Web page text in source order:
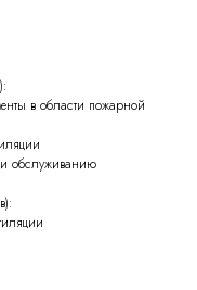
в области пожарной
обслуживанию